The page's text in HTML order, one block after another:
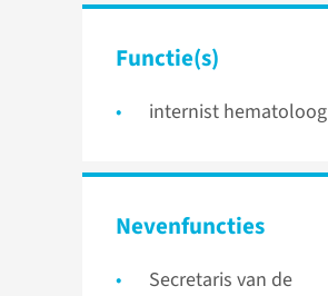
Functie(s)
internist hematoloog
Nevenfuncties
Secretaris van de